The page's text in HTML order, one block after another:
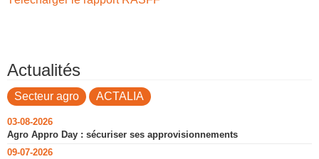
Actualités
Secteur agro ACTALIA
03-08-2026
Agro Appro Day : sécuriser ses approvisionnements
09-07-2026